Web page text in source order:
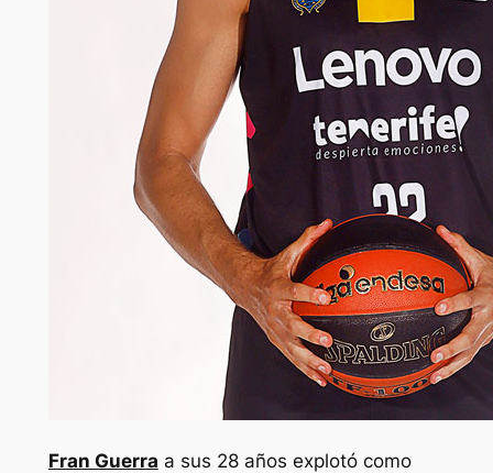
Fran Guerra a sus 28 años explotó como